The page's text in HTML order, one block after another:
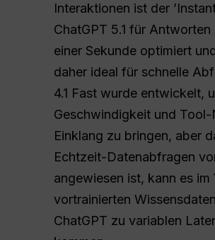
Interaktionen ist der
ChatGPT 5.1 für
einer Sekunde optimiert
daher ideal für schnelle
4.1 Fast wurde entwickelt,
Geschwindigkeit und Tool-
Einklang zu bringen, aber
Echtzeit-Datenabfragen
angewiesen ist, kann es im
vortrainierten
ChatGPT zu variablen